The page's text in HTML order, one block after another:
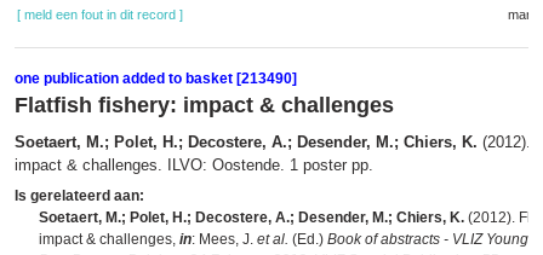
[ meld een fout in dit record ]
one publication added to basket [213490]
Flatfish fishery: impact & challenges
Soetaert, M.; Polet, H.; Decostere, A.; Desender, M.; Chiers, K. (2012).
impact & challenges. ILVO: Oostende. 1 poster pp.
Is gerelateerd aan:
Soetaert, M.; Polet, H.; Decostere, A.; Desender, M.; Chiers, K. (2012).
impact & challenges, in: Mees, J. et al. (Ed.) Book of abstracts - VLIZ Young